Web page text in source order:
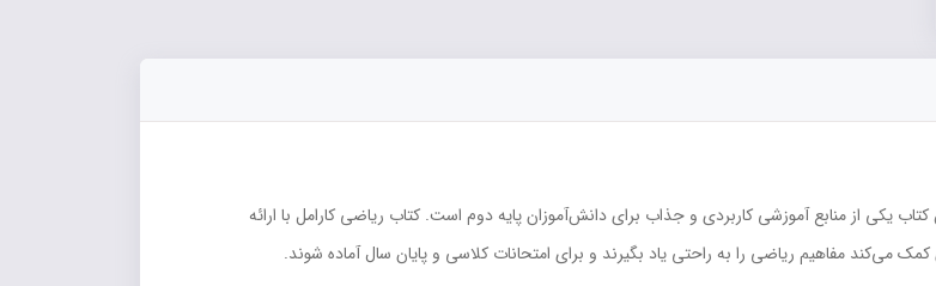
یکی از منابع آموزشی کاربردی و جذاب برای دانش‌آموزان پایه دوم است. کتاب ریاضی کارامل با ارائه
می‌کند مفاهیم ریاضی را به راحتی یاد بگیرند و برای امتحانات کلاسی و پایان سال آماده شوند.